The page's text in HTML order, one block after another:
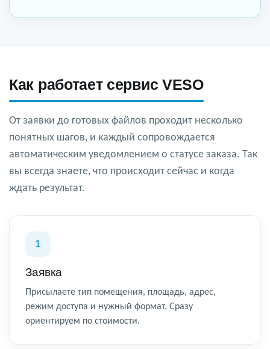
Как работает сервис VESO
От заявки до готовых файлов проходит несколько
понятных шагов, и каждый сопровождается
автоматическим уведомлением о статусе заказа. Так
вы всегда знаете, что происходит сейчас и когда
ждать результат.
1
Заявка
Присылаете тип помещения, площадь, адрес,
режим доступа и нужный формат. Сразу
ориентируем по стоимости.